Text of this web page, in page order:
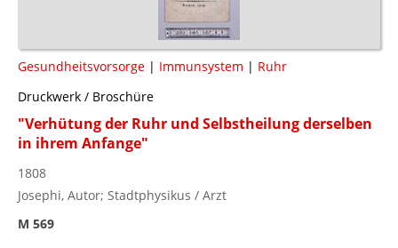
Gesundheitsvorsorge | Immunsystem | Ruhr
Druckwerk / Broschüre
"Verhütung der Ruhr und Selbstheilung derselben
in ihrem Anfange"
1808
Josephi, Autor; Stadtphysikus / Arzt
M 569